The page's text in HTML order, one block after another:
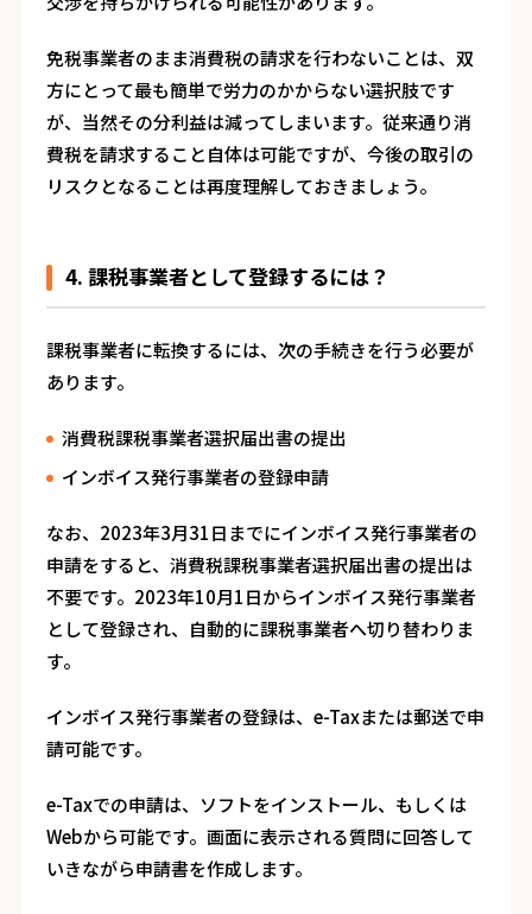
免税事業者のまま消費税の請求を行わないことは、双
方にとって最も簡単で労力のかからない選択肢です
が、当然その分利益は減ってしまいます。従来通り消
費税を請求すること自体は可能ですが、今後の取引の
リスクとなることは再度理解しておきましょう。
4. 課税事業者として登録するには？
課税事業者に転換するには、次の手続きを行う必要が
あります。
消費税課税事業者選択届出書の提出
インボイス発行事業者の登録申請
なお、2023年3月31日までにインボイス発行事業者の
申請をすると、消費税課税事業者選択届出書の提出は
不要です。2023年10月1日からインボイス発行事業者
として登録され、自動的に課税事業者へ切り替わりま
す。
インボイス発行事業者の登録は、e-Taxまたは郵送で申
請可能です。
e-Taxでの申請は、ソフトをインストール、もしくは
Webから可能です。画面に表示される質問に回答して
いきながら申請書を作成します。